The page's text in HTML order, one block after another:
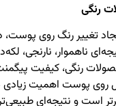
رنگی
تغییر رنگ روی
ناهموار، نارنجی،
رنگی، کیفیت
پوست اهمیت
است و نتیجه‌ای